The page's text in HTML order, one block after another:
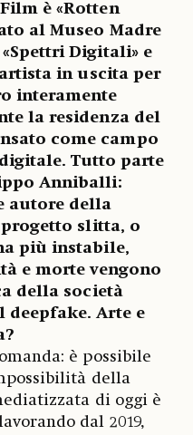
è «Rotten
al Museo Madre
Digitali» e
in uscita per
interamente
la residenza del
come campo
Tutto parte
Anniballi:
autore della
slitta, o
più instabile,
e morte vengono
della società
deepfake. Arte e
è possibile
della
di oggi è
dal 2019,